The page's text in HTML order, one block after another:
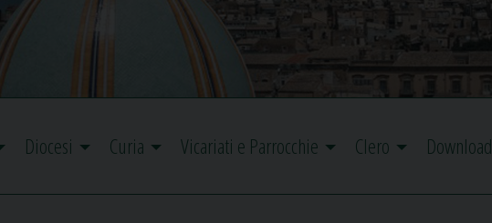
Diocesi Curia Vicariati e Parrocchie Clero Download